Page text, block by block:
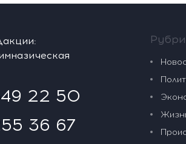
22 50
36 67